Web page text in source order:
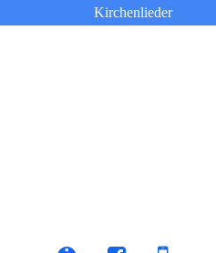
Kirchenlieder